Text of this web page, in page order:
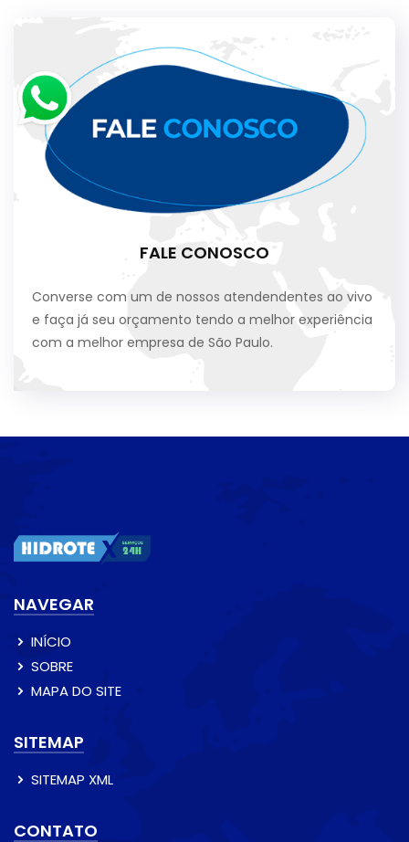
FALE CONOSCO
Converse com um de nossos atendendentes ao vivo
e faça já seu orçamento tendo a melhor experiência
com a melhor empresa de São Paulo.
NAVEGAR
INÍCIO
SOBRE
MAPA DO SITE
SITEMAP
SITEMAP XML
CONTATO